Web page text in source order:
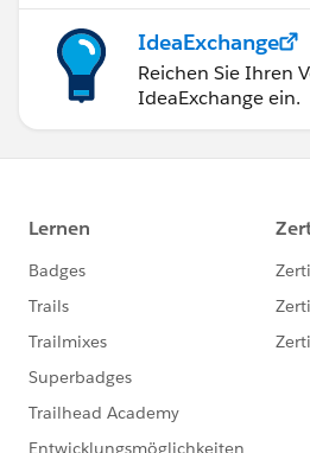
IdeaExchange
Reichen Sie Ihren
IdeaExchange ein.